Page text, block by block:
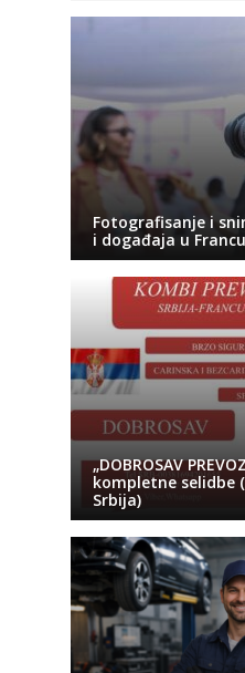
Fotografisanje i
i događaja u
„DOBROSAV
kompletne selidbe
Srbija)